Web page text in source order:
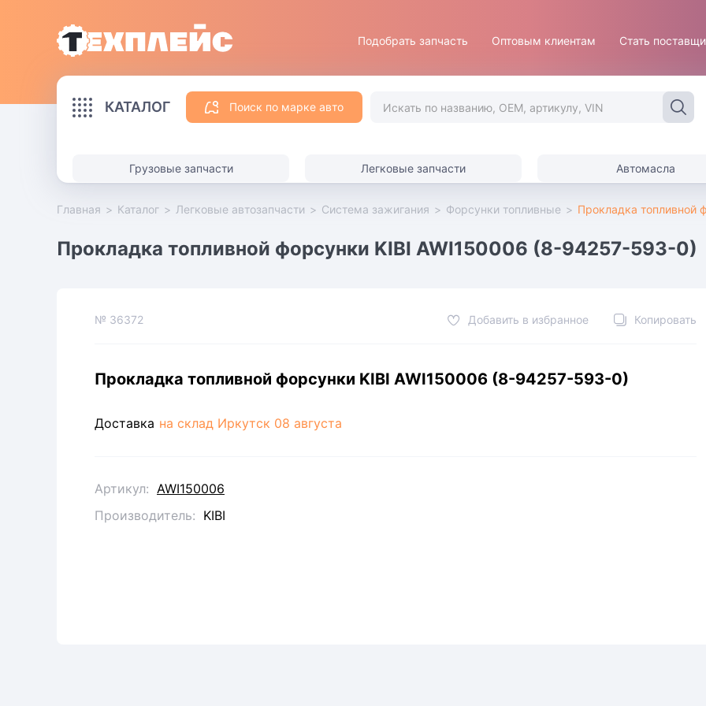
Подобрать запчасть Оптовым клиентам Стать
КАТАЛОГ Поиск по марке авто
Грузовые запчасти Легковые запчасти Автомасла
Главная > Каталог > Легковые автозапчасти > Система зажигания > Форсунки топливные > Прокладка топливной
Прокладка топливной форсунки KIBI AWI150006 (8-94257-593-0)
№ 36372 Добавить в избранное Копировать
Прокладка топливной форсунки KIBI AWI150006 (8-94257-593-0)
Доставка на склад Иркутск 08 августа
Артикул: AWI150006
Производитель: KIBI